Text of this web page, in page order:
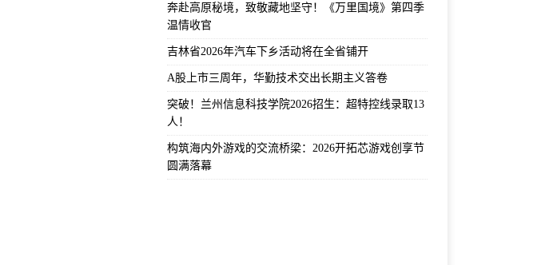
奔赴高原秘境，致敬藏地坚守！《万里国境》第四季
温情收官
吉林省2026年汽车下乡活动将在全省铺开
A股上市三周年，华勤技术交出长期主义答卷
突破！兰州信息科技学院2026招生：超特控线录取13
人！
构筑海内外游戏的交流桥梁：2026开拓芯游戏创享节
圆满落幕